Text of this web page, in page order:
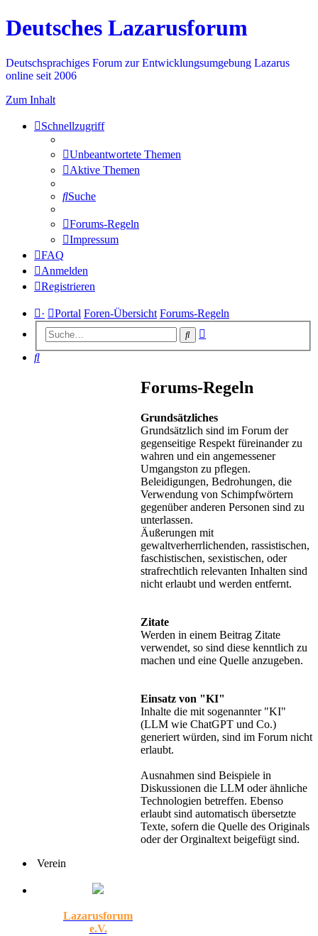
Deutsches Lazarusforum
Deutschsprachiges Forum zur Entwicklungsumgebung Lazarus
online seit 2006
Zum Inhalt
Schnellzugriff
Unbeantwortete Themen
Aktive Themen
Suche
Forums-Regeln
Impressum
FAQ
Anmelden
Registrieren
· Portal Foren-Übersicht Forums-Regeln
Suche
Suche
Forums-Regeln
Grundsätzliches
Grundsätzlich sind im Forum der
gegenseitige Respekt füreinander zu
wahren und ein angemessener
Umgangston zu pflegen.
Beleidigungen, Bedrohungen, die
Verwendung von Schimpfwörtern
gegenüber anderen Personen sind zu
unterlassen.
Äußerungen mit
gewaltverherrlichenden, rassistischen,
faschistischen, sexistischen, oder
strafrechtlich relevanten Inhalten sind
nicht erlaubt und werden entfernt.
Zitate
Werden in einem Beitrag Zitate
verwendet, so sind diese kenntlich zu
machen und eine Quelle anzugeben.
Einsatz von "KI"
Inhalte die mit sogenannter "KI"
(LLM wie ChatGPT und Co.)
generiert würden, sind im Forum nicht
erlaubt.
Ausnahmen sind Beispiele in
Diskussionen die LLM oder ähnliche
Technologien betreffen. Ebenso
erlaubt sind automatisch übersetzte
Texte, sofern die Quelle des Originals
oder der Orginaltext beigefügt sind.
Verein
Lazarusforum
e.V.